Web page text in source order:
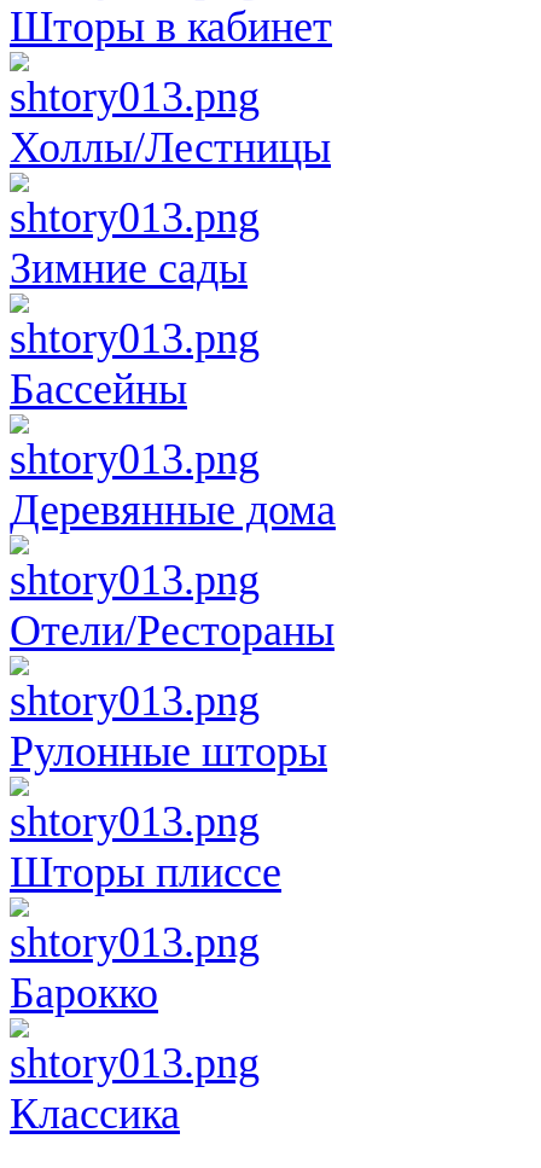
Шторы в кабинет
Холлы/Лестницы
Зимние сады
Бассейны
Деревянные дома
Отели/Рестораны
Рулонные шторы
Шторы плиссе
Барокко
Классика